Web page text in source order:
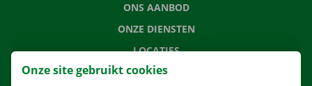
ONS AANBOD
ONZE DIENSTEN
LOCATIES
APP
Onze site gebruikt cookies